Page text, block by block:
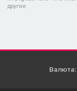
другие
Валюта: